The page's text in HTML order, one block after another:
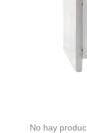
No hay